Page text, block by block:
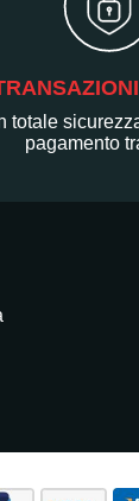
totale
pagamento